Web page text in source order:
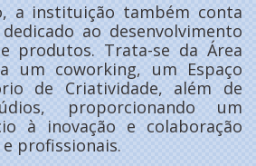
a instituição também conta
ao desenvolvimento
produtos. Trata-se da Área
um coworking, um Espaço
de Criatividade, além de
proporcionando um
à inovação e colaboração
profissionais.